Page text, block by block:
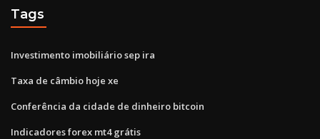
Tags
Investimento imobiliário sep ira
Taxa de câmbio hoje xe
Conferência da cidade de dinheiro bitcoin
Indicadores forex mt4 grátis